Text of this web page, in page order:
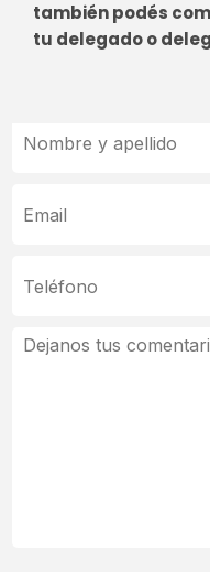
también podés
tu delegado o